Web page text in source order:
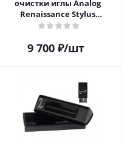
очистки иглы Analog
Renaissance Stylus
Vibromatic Pro-Brush
9 700₽/шт